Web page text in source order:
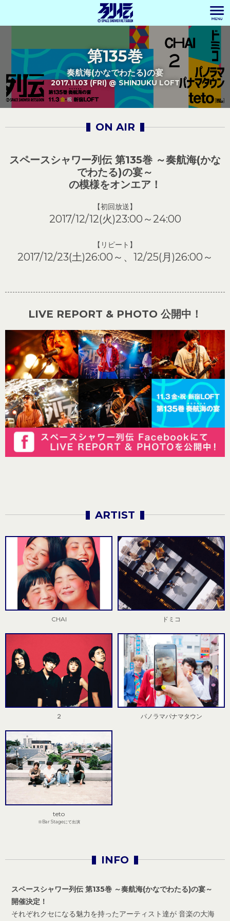
第135巻
奏航海(かなでわたる)の宴
2017.11.03 (FRI) @ SHINJUKU LOFT
ON AIR
スペースシャワー列伝 第135巻 ～奏航海(かな
でわたる)の宴～
の模様をオンエア！
【初回放送】
2017/12/12(火)23:00～24:00
【リピート】
2017/12/23(土)26:00～、12/25(月)26:00～
LIVE REPORT & PHOTO 公開中！
ARTIST
CHAI ドミコ
２ パノラマパナマタウン
teto
※Bar Stageにて出演
INFO
スペースシャワー列伝 第135巻 ～奏航海(かなでわたる)の宴～
開催決定！
それぞれクセになる魅力を持ったアーティスト達が 音楽の大海